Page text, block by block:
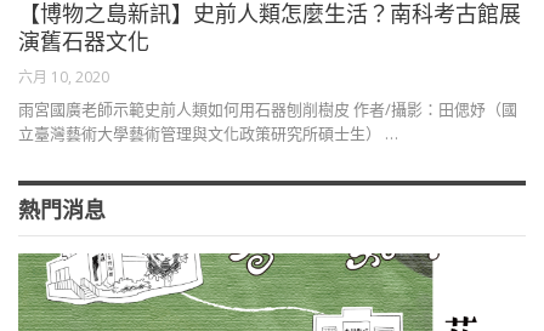
【博物之島新訊】史前人類怎麼生活？南科考古館展
演舊石器文化
六月 10, 2020
雨宮國廣老師示範史前人類如何用石器刨削樹皮 作者∕攝影：田偲妤（國
立臺灣藝術大學藝術管理與文化政策研究所碩士生） …
熱門消息